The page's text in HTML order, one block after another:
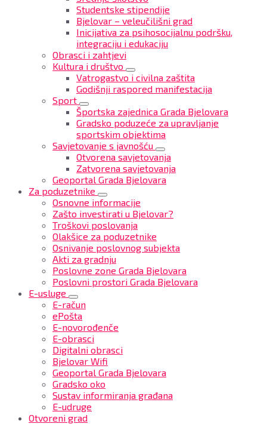
Studentske stipendije
Bjelovar – veleučilišni grad
Inicijativa za psihosocijalnu podršku,
integraciju i edukaciju
Obrasci i zahtjevi
Kultura i društvo
Vatrogastvo i civilna zaštita
Godišnji raspored manifestacija
Sport
Športska zajednica Grada Bjelovara
Gradsko poduzeće za upravljanje
sportskim objektima
Savjetovanje s javnošću
Otvorena savjetovanja
Zatvorena savjetovanja
Geoportal Grada Bjelovara
Za poduzetnike
Osnovne informacije
Zašto investirati u Bjelovar?
Troškovi poslovanja
Olakšice za poduzetnike
Osnivanje poslovnog subjekta
Akti za gradnju
Poslovne zone Grada Bjelovara
Poslovni prostori Grada Bjelovara
E-usluge
E-račun
ePošta
E-novorođenče
E-obrasci
Digitalni obrasci
Bjelovar Wifi
Geoportal Grada Bjelovara
Gradsko oko
Sustav informiranja građana
E-udruge
Otvoreni grad